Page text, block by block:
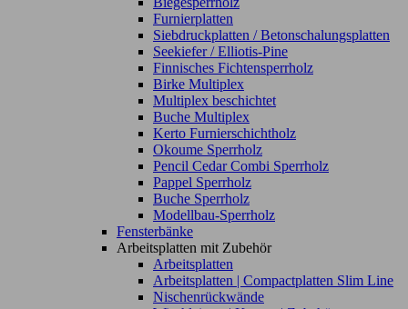
Furnierplatten
Siebdruckplatten / Betonschalungsplatten
Seekiefer / Elliotis-Pine
Finnisches Fichtensperrholz
Birke Multiplex
Multiplex beschichtet
Buche Multiplex
Kerto Furnierschichtholz
Okoume Sperrholz
Pencil Cedar Combi Sperrholz
Pappel Sperrholz
Buche Sperrholz
Modellbau-Sperrholz
Fensterbänke
Arbeitsplatten mit Zubehör
Arbeitsplatten
Arbeitsplatten | Compactplatten Slim Line
Nischenrückwände